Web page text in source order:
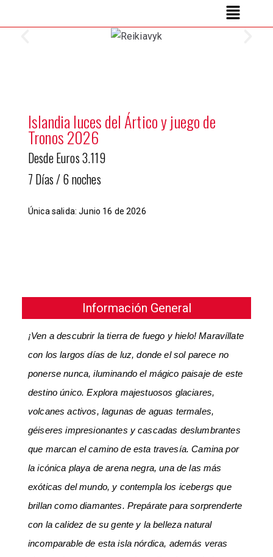
Islandia luces del Ártico y juego de
Tronos 2026
Desde Euros 3.119
7 Días / 6 noches
Única salida: Junio 16 de 2026
Información General
¡Ven a descubrir la tierra de fuego y hielo! Maravíllate
con los largos días de luz, donde el sol parece no
ponerse nunca, iluminando el mágico paisaje de este
destino único. Explora majestuosos glaciares,
volcanes activos, lagunas de aguas termales,
géiseres impresionantes y cascadas deslumbrantes
que marcan el camino de esta travesía. Camina por
la icónica playa de arena negra, una de las más
exóticas del mundo, y contempla los icebergs que
brillan como diamantes. Prepárate para sorprenderte
con la calidez de su gente y la belleza natural
incomparable de esta isla nórdica, además veras